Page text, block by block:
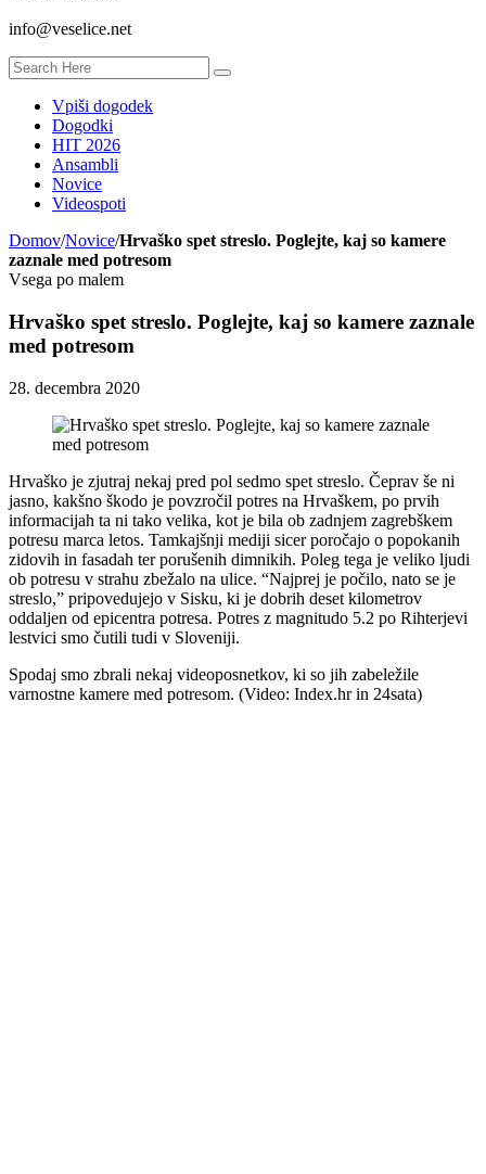
info@veselice.net
Vpiši dogodek
Dogodki
HIT 2026
Ansambli
Novice
Videospoti
Domov/Novice/Hrvaško spet streslo. Poglejte, kaj so kamere
zaznale med potresom
Vsega po malem
Hrvaško spet streslo. Poglejte, kaj so kamere zaznale
med potresom
28. decembra 2020
Hrvaško je zjutraj nekaj pred pol sedmo spet streslo. Čeprav še ni
jasno, kakšno škodo je povzročil potres na Hrvaškem, po prvih
informacijah ta ni tako velika, kot je bila ob zadnjem zagrebškem
potresu marca letos. Tamkajšnji mediji sicer poročajo o popokanih
zidovih in fasadah ter porušenih dimnikih. Poleg tega je veliko ljudi
ob potresu v strahu zbežalo na ulice. “Najprej je počilo, nato se je
streslo,” pripovedujejo v Sisku, ki je dobrih deset kilometrov
oddaljen od epicentra potresa. Potres z magnitudo 5.2 po Rihterjevi
lestvici smo čutili tudi v Sloveniji.
Spodaj smo zbrali nekaj videoposnetkov, ki so jih zabeležile
varnostne kamere med potresom. (Video: Index.hr in 24sata)